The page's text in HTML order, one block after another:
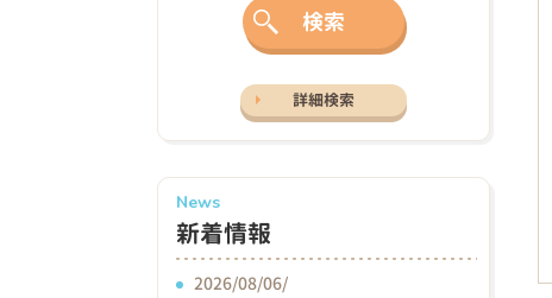
検索
詳細検索
News
新着情報
2026/08/06/